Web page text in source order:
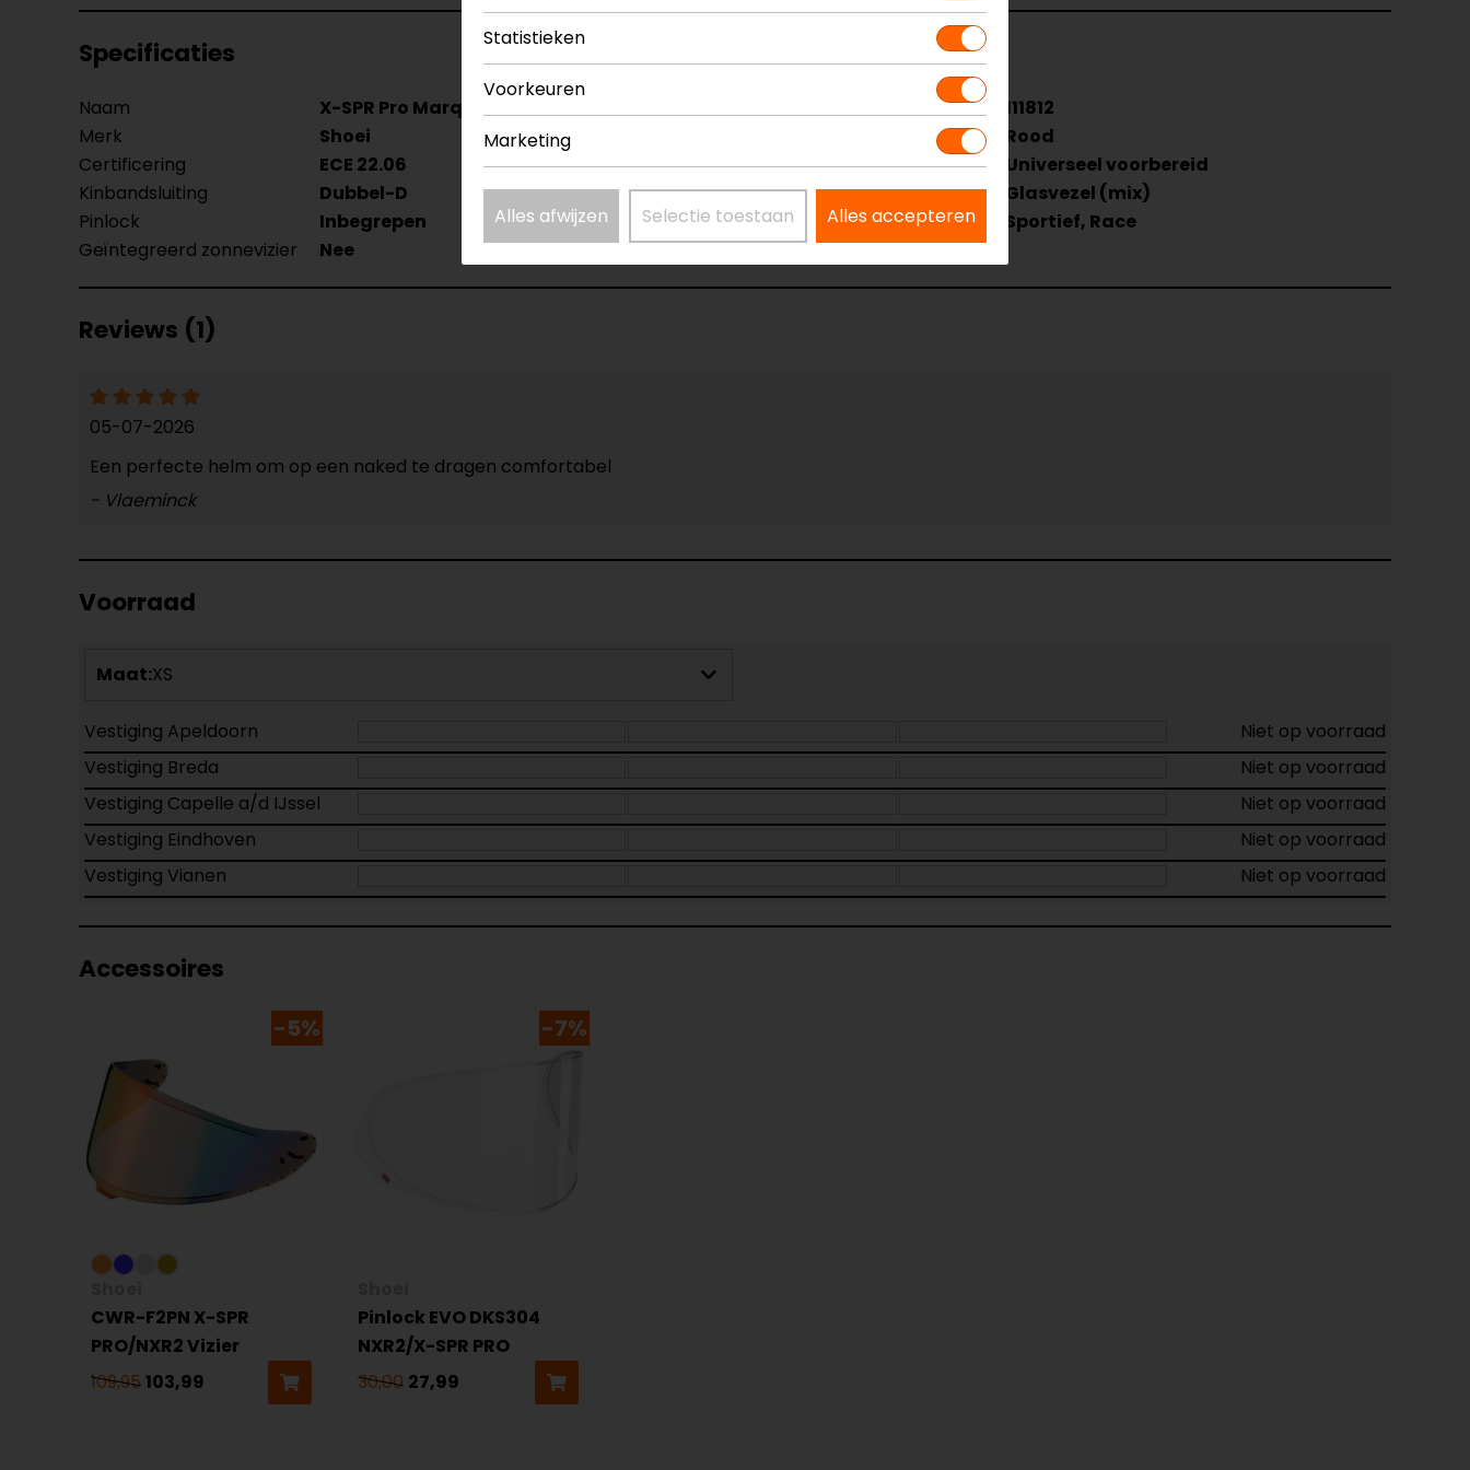
Specificaties
Naam X-SPR Pro Marquez 9 Integraalhelm
111812
Merk
Shoei
Rood
Certificering
ECE 22.06 Communicatie
Universeel voorbereid
Kinbandsluiting
Dubbel-D Materiaal
Glasvezel (mix)
Pinlock
Inbegrepen Rijstijl
Sportief, Race
Geïntegreerd zonnevizier
Nee
Reviews (1)
05-07-2026
Een perfecte helm om op een naked te dragen comfortabel
- Vlaeminck
Voorraad
Maat:XS
Vestiging Apeldoorn
Niet op voorraad
Vestiging Breda
Niet op voorraad
Vestiging Capelle a/d IJssel
Niet op voorraad
Vestiging Eindhoven
Niet op voorraad
Vestiging Vianen
Niet op voorraad
Accessoires
-5%
CWR-F2PN X-SPR
PRO/NXR2 Vizier
109,95 103,99
-7%
Pinlock EVO DKS304
NXR2/X-SPR PRO
30,00 27,99
Statistieken
Voorkeuren
Marketing
Alles afwijzen Selectie toestaan Alles accepteren